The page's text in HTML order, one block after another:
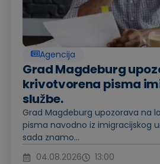
Agencija
Grad Magdeburg
krivotvorena pisma
službe.
Grad Magdeburg upozorava na
pisma navodno iz imigracijskog
sada znamo...
04.08.2026
13:00